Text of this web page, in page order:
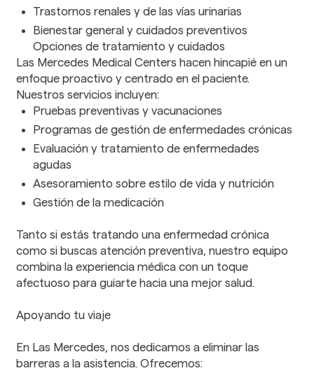
Trastornos renales y de las vías urinarias
Bienestar general y cuidados preventivos
Opciones de tratamiento y cuidados
Las Mercedes Medical Centers hacen hincapié en un
enfoque proactivo y centrado en el paciente.
Nuestros servicios incluyen:
Pruebas preventivas y vacunaciones
Programas de gestión de enfermedades crónicas
Evaluación y tratamiento de enfermedades
agudas
Asesoramiento sobre estilo de vida y nutrición
Gestión de la medicación
Tanto si estás tratando una enfermedad crónica
como si buscas atención preventiva, nuestro equipo
combina la experiencia médica con un toque
afectuoso para guiarte hacia una mejor salud.
Apoyando tu viaje
En Las Mercedes, nos dedicamos a eliminar las
barreras a la asistencia. Ofrecemos: